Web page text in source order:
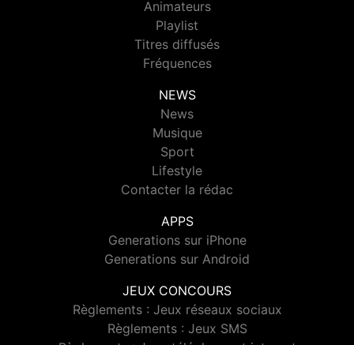
Animateurs
Playlist
Titres diffusés
Fréquences
NEWS
News
Musique
Sport
Lifestyle
Contacter la rédac
APPS
Generations sur iPhone
Generations sur Android
JEUX CONCOURS
Règlements : Jeux réseaux sociaux
Règlements : Jeux SMS